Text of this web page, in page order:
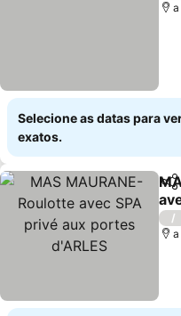
Selecione as datas para
exatos.
/